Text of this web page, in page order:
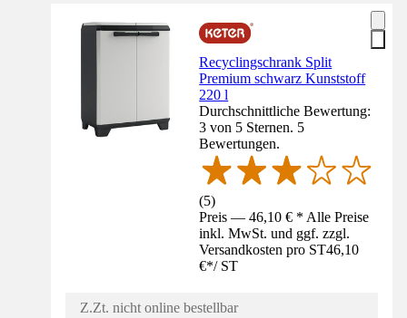
Recyclingschrank Split
Premium schwarz Kunststoff
220 l
Durchschnittliche Bewertung:
3 von 5 Sternen. 5
Bewertungen.
(5)
Preis — 46,10 € * Alle Preise
inkl. MwSt. und ggf. zzgl.
Versandkosten pro ST46,10
€*/ ST
Z.Zt. nicht online bestellbar